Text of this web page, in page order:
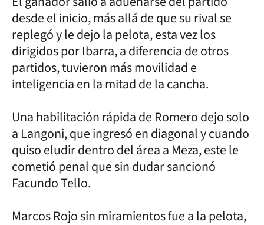
desde el inicio, más allá de que su rival se
replegó y le dejo la pelota, esta vez los
dirigidos por Ibarra, a diferencia de otros
partidos, tuvieron más movilidad e
inteligencia en la mitad de la cancha.
Una habilitación rápida de Romero dejo solo
a Langoni, que ingresó en diagonal y cuando
quiso eludir dentro del área a Meza, este le
cometió penal que sin dudar sancionó
Facundo Tello.
Marcos Rojo sin miramientos fue a la pelota,